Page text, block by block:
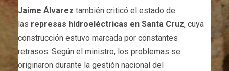
Jaime Álvarez también criticó el estado de
las represas hidroeléctricas en Santa Cruz, cuya
construcción estuvo marcada por constantes
retrasos. Según el ministro, los problemas se
originaron durante la gestión nacional del